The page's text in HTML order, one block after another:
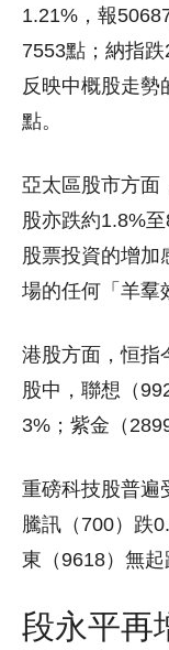
1.21%，報
7553點；納指
反映中概股走勢
點。
亞太區股市方面
股亦跌約1.8%
股票投資的增加
場的任何「羊羣
港股方面，恒指
股中，聯想（
3%；紫金（
重磅科技股普遍
騰訊（700）跌
東（9618）無起
段永平再